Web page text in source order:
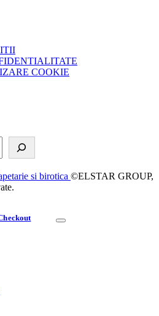
COOKIE
©ELSTAR GROUP,